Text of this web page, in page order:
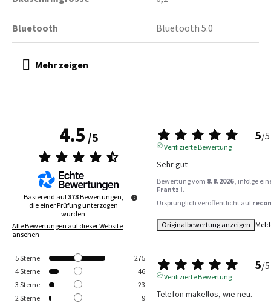
Bluetooth Bluetooth 5.0
4.5/5
Basierend auf373Bewertungen,
die einer Prüfung unterzogen
wurden
Alle Bewertungen auf dieser Website
ansehen
5Sterne
275
4Sterne
46
3 Sterne
23
2 Sterne
9
5/5
Verifizierte Bewertung
Sehr gut
Bewertung vom 8.8.2026 , infolge
Frantz I.
Ursprünglich veröffentlicht auf
Originalbewertung anzeigen
5/5
Verifizierte Bewertung
Telefon makellos, wie neu.